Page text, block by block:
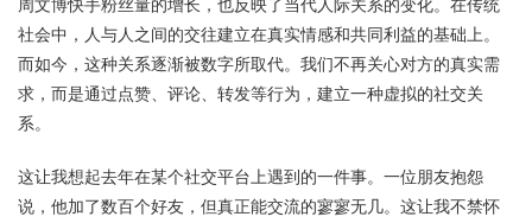
社会中，人与人之间的交往建立在真实情感和共同利益的基础上。
而如今，这种关系逐渐被数字所取代。我们不再关心对方的真实需
求，而是通过点赞、评论、转发等行为，建立一种虚拟的社交关
系。
这让我想起去年在某个社交平台上遇到的一件事。一位朋友抱怨
说，他加了数百个好友，但真正能交流的寥寥无几。这让我不禁怀